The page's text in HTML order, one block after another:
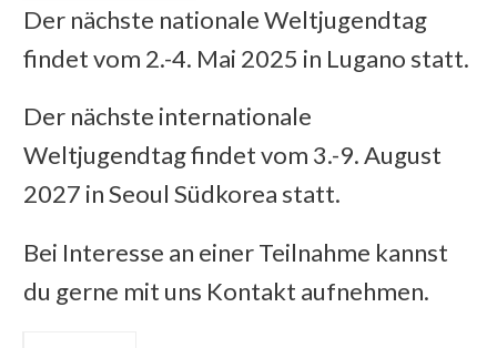
Der nächste nationale Weltjugendtag
findet vom 2.-4. Mai 2025 in Lugano statt.
Der nächste internationale
Weltjugendtag findet vom 3.-9. August
2027 in Seoul Südkorea statt.
Bei Interesse an einer Teilnahme kannst
du gerne mit uns Kontakt aufnehmen.